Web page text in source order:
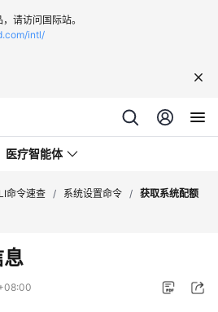
请访问国际站。
intl/
医疗智能体
命令速查 / 系统设置命令 / 获取系统配额